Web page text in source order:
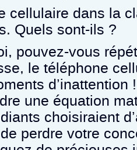
cellulaire dans la
Quels sont-ils ?
pouvez-vous
le téléphone
une équation
choisiraient
perdre votre